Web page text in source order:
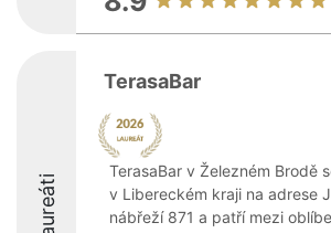
Laureáti
TerasaBar
TerasaBar v Železném Brodě
v Libereckém kraji na adrese
nábřeží 871 a patří mezi